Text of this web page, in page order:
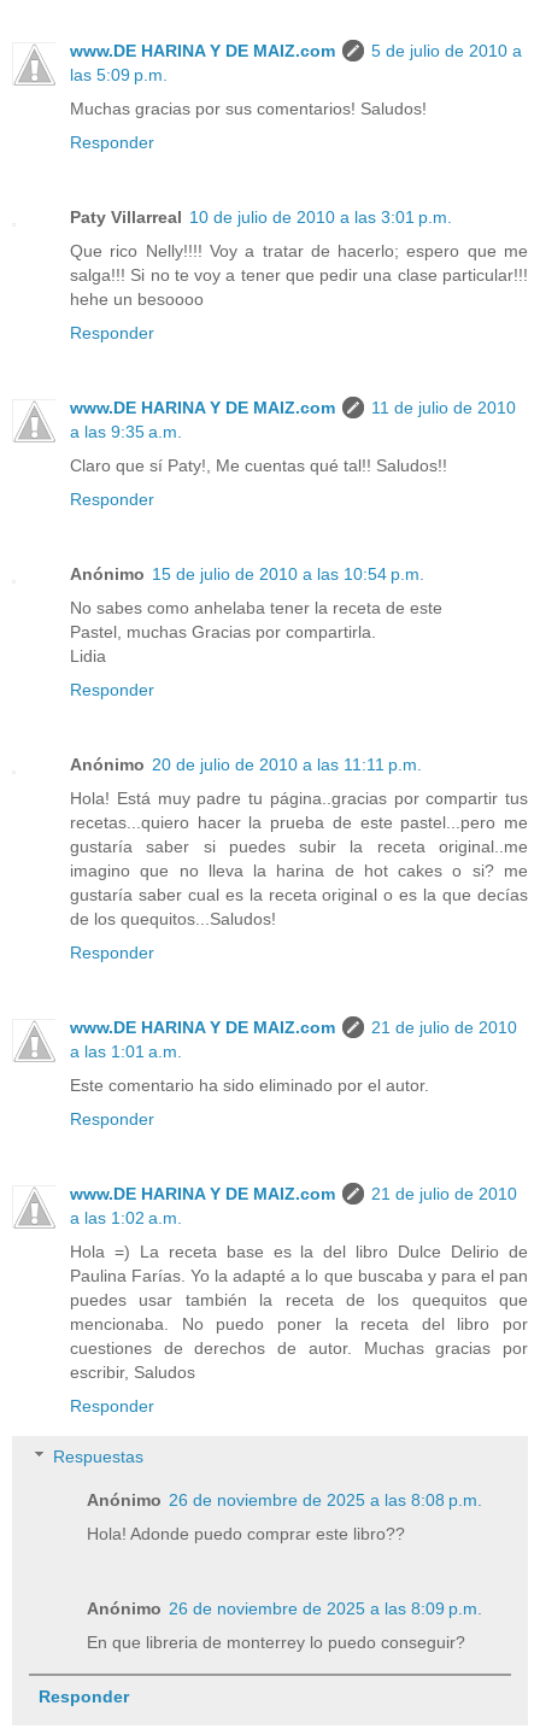
www.DE HARINA Y DE MAIZ.com
5 de julio de 2010 a
las 5:09 p.m.
Muchas gracias por sus comentarios! Saludos!
Responder
Paty Villarreal 10 de julio de 2010 a las 3:01 p.m.
Que rico Nelly!!!! Voy a tratar de hacerlo; espero que me
salga!!! Si no te voy a tener que pedir una clase particular!!!
hehe un besoooo
Responder
www.DE HARINA Y DE MAIZ.com
11 de julio de 2010
a las 9:35 a.m.
Claro que sí Paty!, Me cuentas qué tal!! Saludos!!
Responder
Anónimo 15 de julio de 2010 a las 10:54 p.m.
No sabes como anhelaba tener la receta de este
Pastel, muchas Gracias por compartirla.
Lidia
Responder
Anónimo 20 de julio de 2010 a las 11:11 p.m.
Hola! Está muy padre tu página..gracias por compartir tus
recetas...quiero hacer la prueba de este pastel...pero me
gustaría saber si puedes subir la receta original..me
imagino que no lleva la harina de hot cakes o si? me
gustaría saber cual es la receta original o es la que decías
de los quequitos...Saludos!
Responder
www.DE HARINA Y DE MAIZ.com
21 de julio de 2010
a las 1:01 a.m.
Este comentario ha sido eliminado por el autor.
Responder
www.DE HARINA Y DE MAIZ.com
21 de julio de 2010
a las 1:02 a.m.
Hola =) La receta base es la del libro Dulce Delirio de
Paulina Farías. Yo la adapté a lo que buscaba y para el pan
puedes usar también la receta de los quequitos que
mencionaba. No puedo poner la receta del libro por
cuestiones de derechos de autor. Muchas gracias por
escribir, Saludos
Responder
Respuestas
Anónimo 26 de noviembre de 2025 a las 8:08 p.m.
Hola! Adonde puedo comprar este libro??
Anónimo 26 de noviembre de 2025 a las 8:09 p.m.
En que libreria de monterrey lo puedo conseguir?
Responder